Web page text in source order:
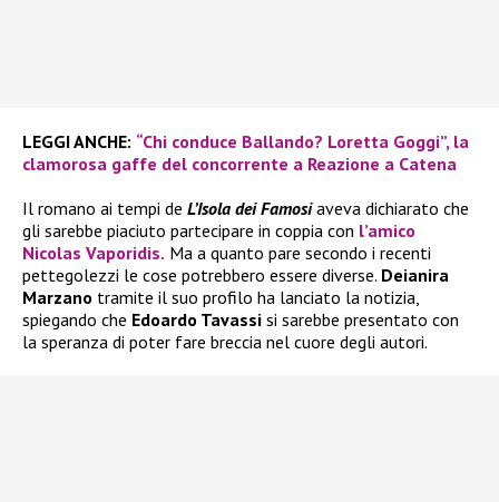
LEGGI ANCHE: “Chi conduce Ballando? Loretta Goggi”, la
clamorosa gaffe del concorrente a Reazione a Catena
Il romano ai tempi de L’Isola dei Famosiaveva dichiarato che
gli sarebbe piaciuto partecipare in coppia con l’amico
Nicolas Vaporidis. Ma a quanto pare secondo i recenti
pettegolezzi le cose potrebbero essere diverse. Deianira
Marzano tramite il suo profilo ha lanciato la notizia,
spiegando che Edoardo Tavassi si sarebbe presentato con
la speranza di poter fare breccia nel cuore degli autori.